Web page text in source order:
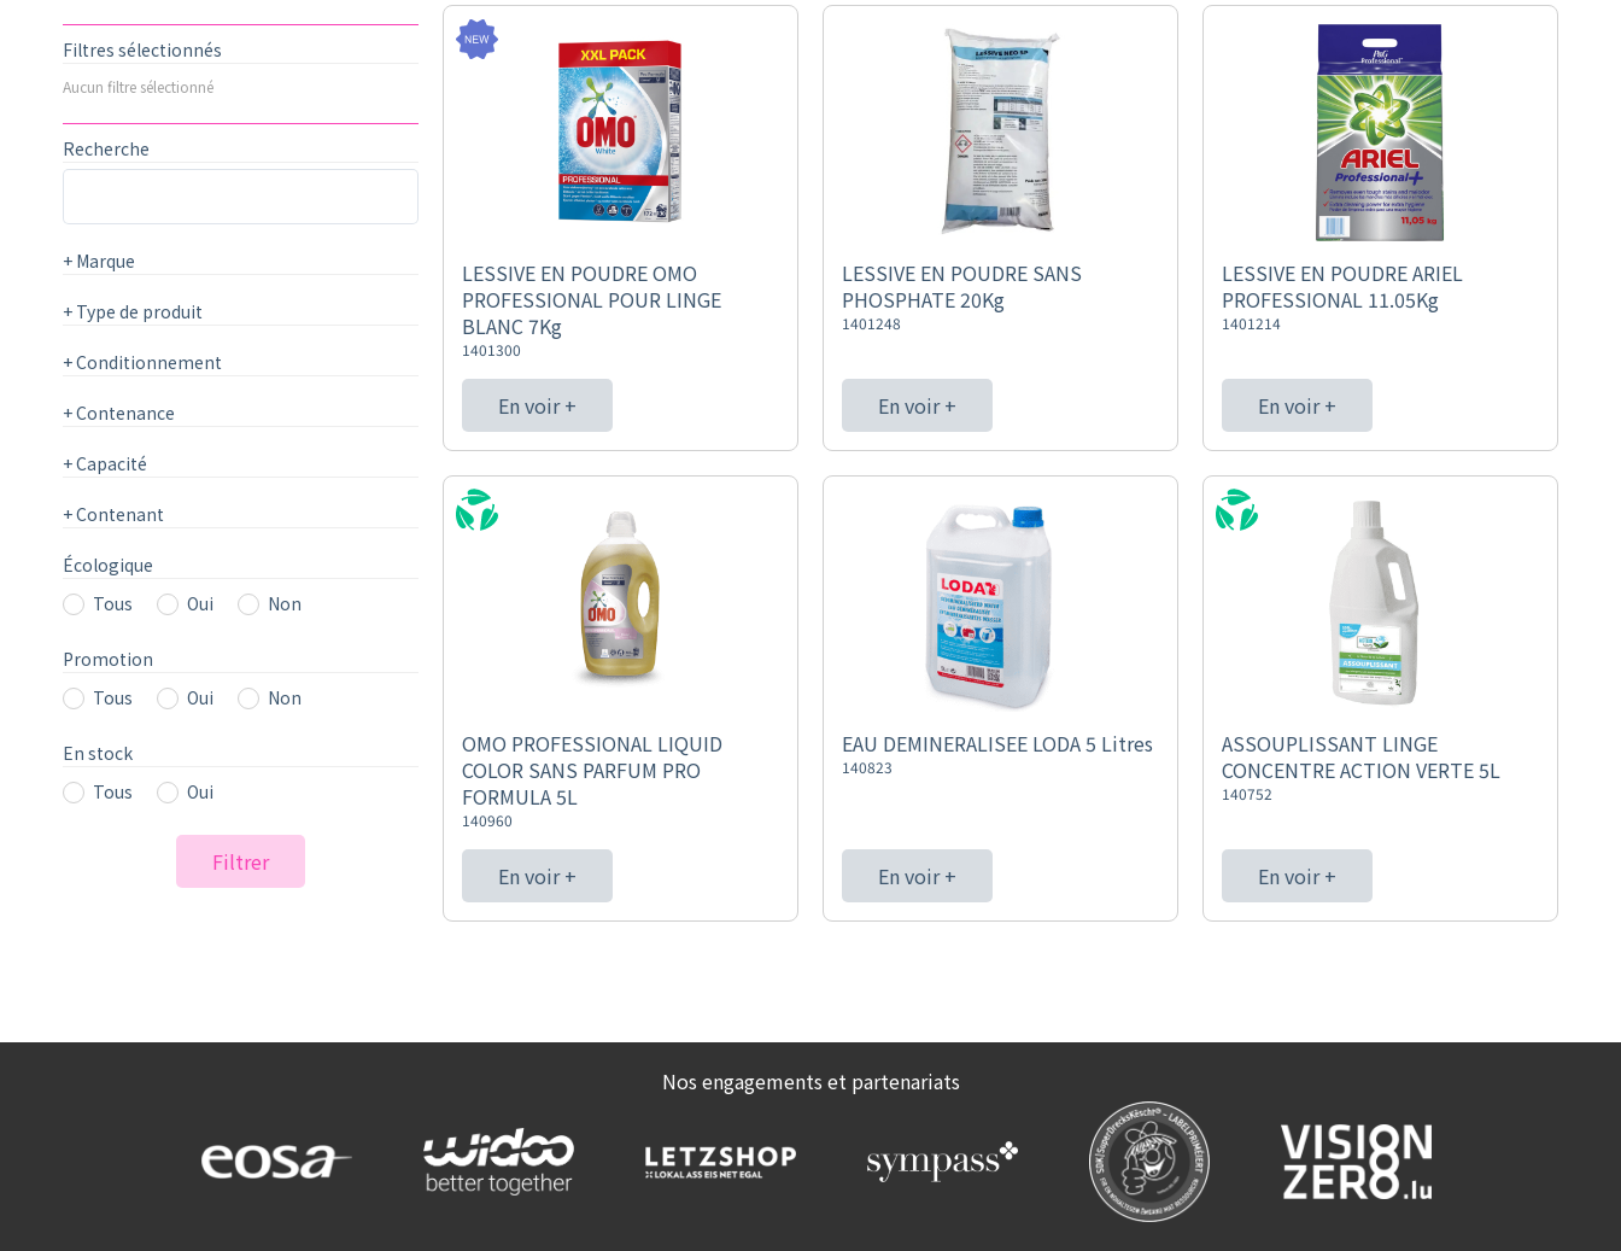
Filtres sélectionnés
Aucun filtre sélectionné
Recherche
+ Marque
+ Type de produit
+Conditionnement
+Contenance
+Capacité
+Contenant
Écologique
Tous
Oui Non
Promotion
Tous
Oui Non
En stock
Tous
Oui
Filtrer
LESSIVE EN POUDRE OMO
PROFESSIONAL POUR LINGE
BLANC 7Kg
1401300
En voir +
LESSIVE EN POUDRE SANS
PHOSPHATE 20Kg
1401248
En voir +
LESSIVE EN POUDRE ARIEL
PROFESSIONAL 11.05Kg
1401214
En voir +
OMO PROFESSIONAL LIQUID
COLOR SANS PARFUM PRO
FORMULA 5L
140960
En voir +
EAU DEMINERALISEE LODA 5 Litres
140823
En voir +
ASSOUPLISSANT LINGE
CONCENTRE ACTION VERTE 5L
140752
En voir +
Nos engagements et partenariats